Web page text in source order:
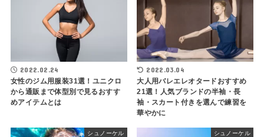
2022.02.24
女性のジム用服装31選！ユニクロ
から通販まで体型別で見るおすす
めアイテムとは
2022.03.04
大人用バレエレオタードおすすめ
21選！人気ブランドの半袖・長
袖・スカート付きを選んで練習を
華やかに
シュノーケル シュノーケル